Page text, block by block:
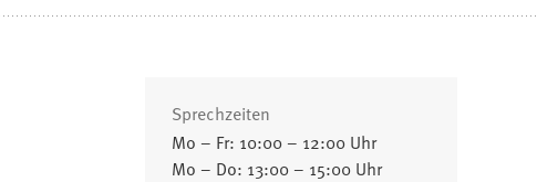
Sprechzeiten
Mo – Fr: 10:00 – 12:00 Uhr
Mo – Do: 13:00 – 15:00 Uhr